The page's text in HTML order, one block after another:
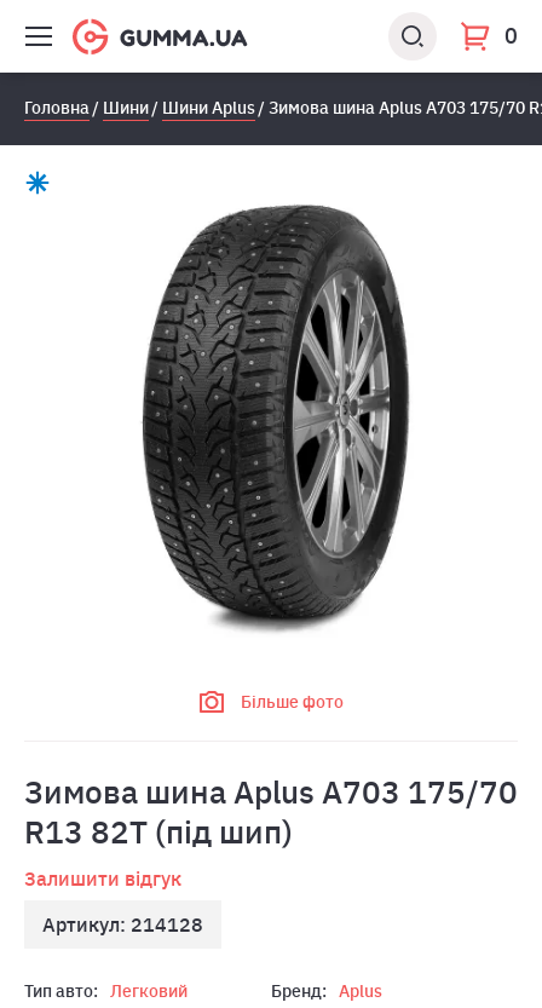
0
Головна Шини Шини Aplus Зимова шина Aplus A703 175/70
Більше фото
Зимова шина Aplus A703 175/70
R13 82T (під шип)
Залишити відгук
Артикул: 214128
Тип авто: Легковий Бренд:
Aplus